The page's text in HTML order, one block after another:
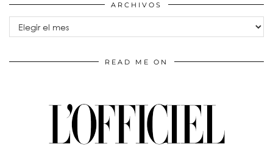
ARCHIVOS
Archivos
READ ME ON